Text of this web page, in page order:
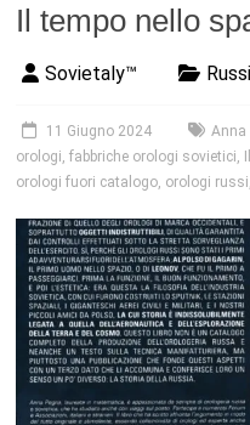
Il tempo nello
Sovietaly™
11 Giugno 2024 Anna
orologi,fabbriche orologi sovietici,
orologi fuori catalogo, orologi russi